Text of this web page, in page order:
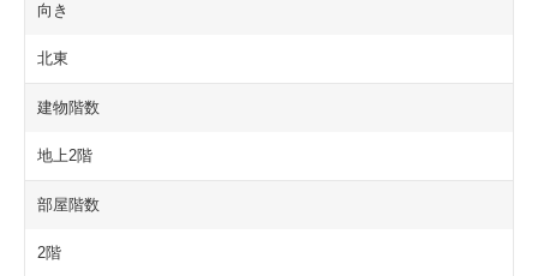
向き
北東
建物階数
地上2階
部屋階数
2階